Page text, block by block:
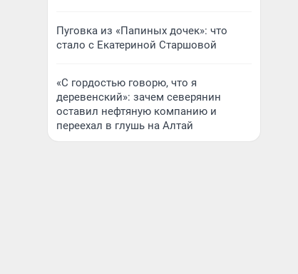
Пуговка из «Папиных дочек»: что
стало с Екатериной Старшовой
«С гордостью говорю, что я
деревенский»: зачем северянин
оставил нефтяную компанию и
переехал в глушь на Алтай